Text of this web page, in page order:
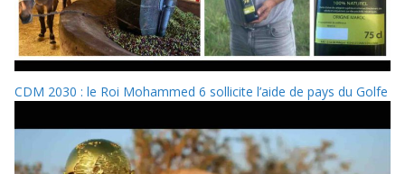
CDM 2030 : le Roi Mohammed 6 sollicite l’aide de pays du Golfe